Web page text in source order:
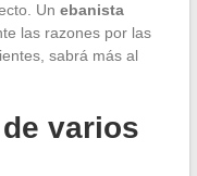
Un ebanista
las razones por las
sabrá más al
varios